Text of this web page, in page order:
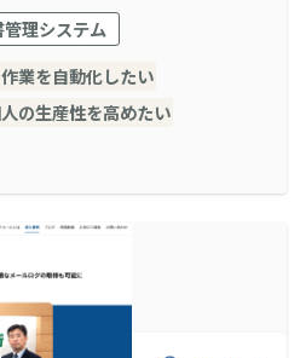
理システム
作業を自動化したい
の生産性を高めたい